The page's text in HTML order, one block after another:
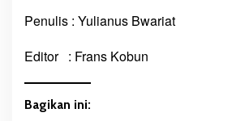
Penulis : Yulianus Bwariat
Editor : Frans Kobun
Bagikan ini: